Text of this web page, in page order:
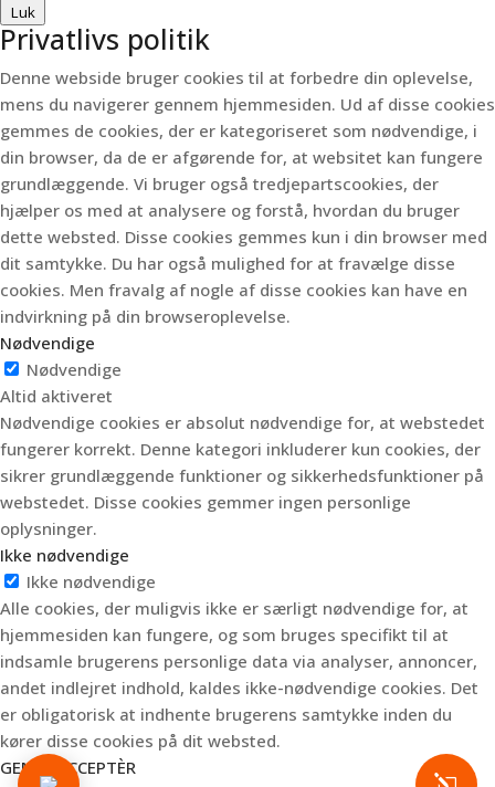
Luk
Privatlivs politik
Denne webside bruger cookies til at forbedre din oplevelse,
mens du navigerer gennem hjemmesiden. Ud af disse cookies
gemmes de cookies, der er kategoriseret som nødvendige, i
din browser, da de er afgørende for, at websitet kan fungere
grundlæggende. Vi bruger også tredjepartscookies, der
hjælper os med at analysere og forstå, hvordan du bruger
dette websted. Disse cookies gemmes kun i din browser med
dit samtykke. Du har også mulighed for at fravælge disse
cookies. Men fravalg af nogle af disse cookies kan have en
indvirkning på din browseroplevelse.
Nødvendige
Nødvendige
Altid aktiveret
Nødvendige cookies er absolut nødvendige for, at webstedet
fungerer korrekt. Denne kategori inkluderer kun cookies, der
sikrer grundlæggende funktioner og sikkerhedsfunktioner på
webstedet. Disse cookies gemmer ingen personlige
oplysninger.
Ikke nødvendige
Ikke nødvendige
Alle cookies, der muligvis ikke er særligt nødvendige for, at
hjemmesiden kan fungere, og som bruges specifikt til at
indsamle brugerens personlige data via analyser, annoncer,
andet indlejret indhold, kaldes ikke-nødvendige cookies. Det
er obligatorisk at indhente brugerens samtykke inden du
kører disse cookies på dit websted.
GEM & ACCEPTÈR